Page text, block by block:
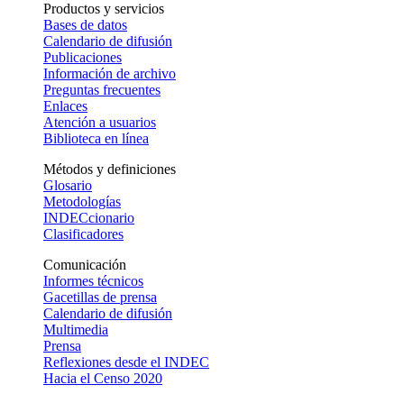
Productos y servicios
Bases de datos
Calendario de difusión
Publicaciones
Información de archivo
Preguntas frecuentes
Enlaces
Atención a usuarios
Biblioteca en línea
Métodos y definiciones
Glosario
Metodologías
INDECcionario
Clasificadores
Comunicación
Informes técnicos
Gacetillas de prensa
Calendario de difusión
Multimedia
Prensa
Reflexiones desde el INDEC
Hacia el Censo 2020